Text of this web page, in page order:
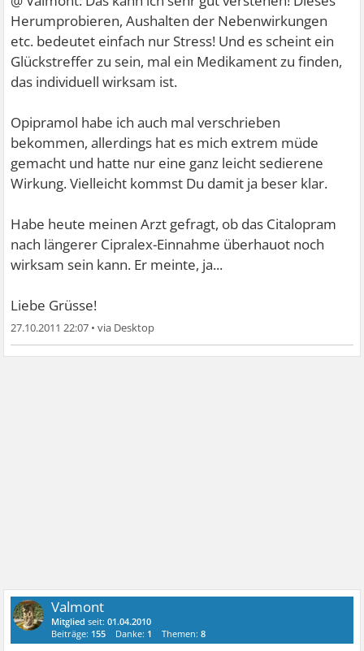
Herumprobieren, Aushalten der Nebenwirkungen
etc. bedeutet einfach nur Stress! Und es scheint ein
Glückstreffer zu sein, mal ein Medikament zu finden,
das individuell wirksam ist.
Opipramol habe ich auch mal verschrieben
bekommen, allerdings hat es mich extrem müde
gemacht und hatte nur eine ganz leicht sedierene
Wirkung. Vielleicht kommst Du damit ja beser klar.
Habe heute meinen Arzt gefragt, ob das Citalopram
nach längerer Cipralex-Einnahme überhauot noch
wirksam sein kann. Er meinte, ja...
Liebe Grüsse!
27.10.2011 22:07 •
Valmont
Mitglied seit:01.04.2010
Beiträge: 155 Danke: 1 Themen:8